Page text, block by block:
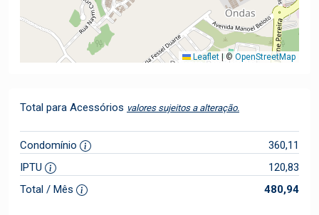
Leaflet |© OpenStreetMap
Total para Acessórios valores sujeitos a alteração.
Condomínio
360,11
IPTU
120,83
Total / Mês
480,94